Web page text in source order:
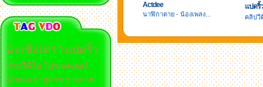
ฉะเชิงเทรา แปดริ้ว
ถ่ายวีดีโอ โปรเจคเตอร์
Actdee ถ่ายภาพ ช่างภาพ
Actdee
นาฬิกาตาย - น้องเพลง...
แปดริ้
คลิปวี